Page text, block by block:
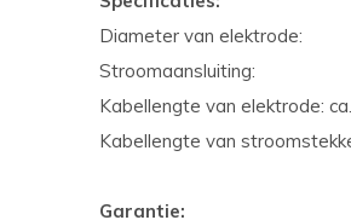
Diameter van elektrode:
Stroomaansluiting:
Kabellengte van elektrode:
Kabellengte van
Garantie: